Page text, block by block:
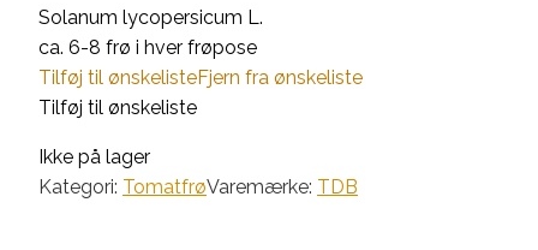
Solanum lycopersicum L.
ca. 6-8 frø i hver frøpose
Tilføj til ønskelisteFjern fra ønskeliste
Tilføj til ønskeliste
Ikke på lager
Kategori: TomatfrøVaremærke: TDB